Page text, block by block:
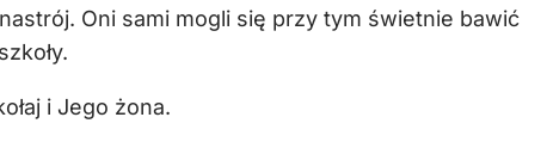
Oni sami mogli się przy tym świetnie bawić
i Jego żona.